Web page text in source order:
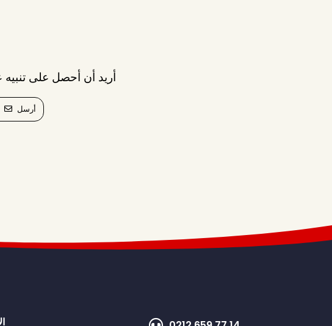
أريد أن أحصل على تنبيه
أرسل